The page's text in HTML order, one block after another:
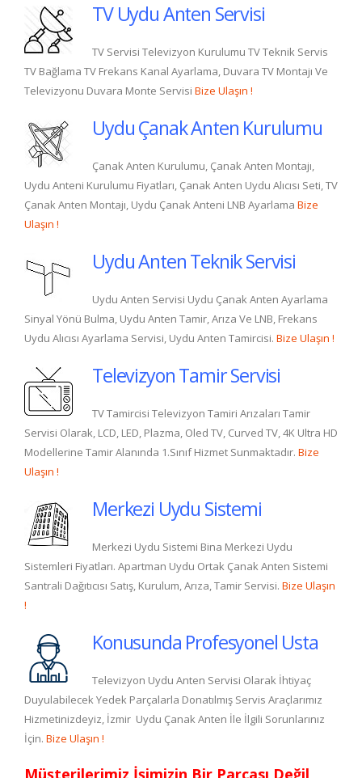
TV Uydu Anten Servisi
TV Servisi Televizyon Kurulumu TV Teknik Servis
TV Bağlama TV Frekans Kanal Ayarlama, Duvara TV Montajı Ve
Televizyonu Duvara Monte Servisi Bize Ulaşın !
Uydu Çanak Anten Kurulumu
Çanak Anten Kurulumu, Çanak Anten Montajı,
Uydu Anteni Kurulumu Fiyatları, Çanak Anten Uydu Alıcısı Seti, TV
Çanak Anten Montajı, Uydu Çanak Anteni LNB Ayarlama Bize
Ulaşın !
Uydu Anten Teknik Servisi
Uydu Anten Servisi Uydu Çanak Anten Ayarlama
Sinyal Yönü Bulma, Uydu Anten Tamir, Arıza Ve LNB, Frekans
Uydu Alıcısı Ayarlama Servisi, Uydu Anten Tamircisi. Bize Ulaşın !
Televizyon Tamir Servisi
TV Tamircisi Televizyon Tamiri Arızaları Tamir
Servisi Olarak, LCD, LED, Plazma, Oled TV, Curved TV, 4K Ultra HD
Modellerine Tamir Alanında 1.Sınıf Hizmet Sunmaktadır. Bize
Ulaşın !
Merkezi Uydu Sistemi
Merkezi Uydu Sistemi Bina Merkezi Uydu
Sistemleri Fiyatları. Apartman Uydu Ortak Çanak Anten Sistemi
Santrali Dağıtıcısı Satış, Kurulum, Arıza, Tamir Servisi. Bize Ulaşın
!
Konusunda Profesyonel Usta
Televizyon Uydu Anten Servisi Olarak İhtiyaç
Duyulabilecek Yedek Parçalarla Donatılmış Servis Araçlarımız
Hizmetinizdeyiz, İzmir Uydu Çanak Anten İle İlgili Sorunlarınız
İçin. Bize Ulaşın !